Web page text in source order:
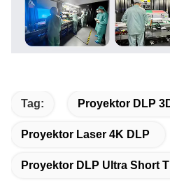
Tag: Proyektor DLP
Proyektor Laser 4K DLP
Proyektor DLP Ultra Short